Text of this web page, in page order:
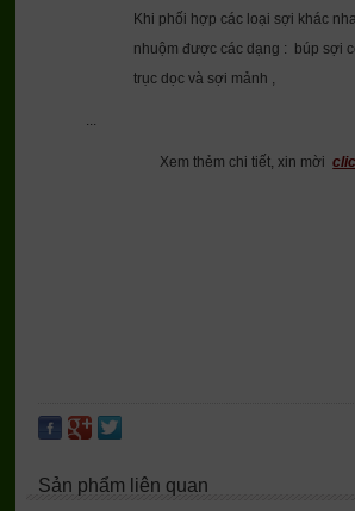
Khi phối hợp các loại sợi khác
nhuộm được các dạng : búp sợi
trục dọc và sợi mảnh ,
Xem thẻm chi tiết, xin mời
Sản phẩm liên quan